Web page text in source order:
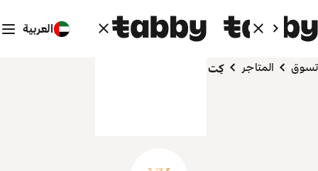
العربية
تسوق المتاجر كِت آند كابودل لتجارة الأثاث